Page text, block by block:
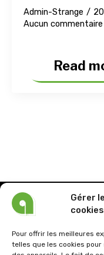
Gérer
cookies
Pour offrir les meilleures
telles que les cookies
Admin-Strange
Aucun commentaire
Read